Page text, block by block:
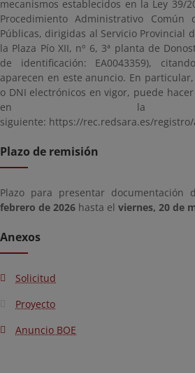
mecanismos establecidos en la Ley 39/
Procedimiento Administrativo Común
Públicas, dirigidas al Servicio Provincial
la Plaza Pío XII, nº 6, 3ª planta de
de identificación: EA0043359),
aparecen en este anuncio. En
o DNI electrónicos en vigor, puede
en la
siguiente: https://rec.redsara.es/
Plazo de remisión
Plazo para presentar documentación
febrero de 2026 hasta el viernes, 20 de
Anexos
Solicitud
Proyecto
Anuncio BOE